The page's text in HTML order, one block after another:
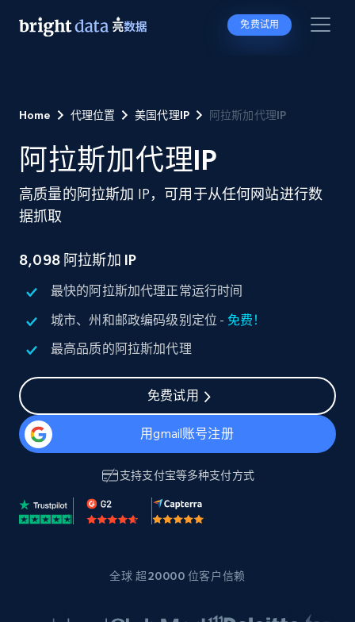
免费试用
Home 代理位置 美国代理IP 阿拉斯加代理IP
阿拉斯加代理IP
高质量的阿拉斯加 IP，可用于从任何网站进行数
据抓取
8,098 阿拉斯加 IP
最快的阿拉斯加代理正常运行时间
城市、州和邮政编码级别定位 - 免费！
最高品质的阿拉斯加代理
免费试用
用gmail账号注册
支持支付宝等多种支付方式
全球 超20000 位客户信赖